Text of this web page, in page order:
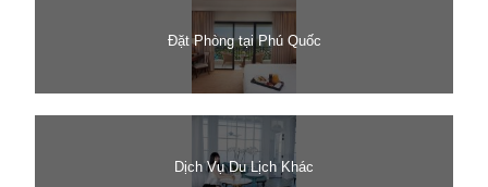
Đặt Phòng tại Phú Quốc
Dịch Vụ Du Lịch Khác